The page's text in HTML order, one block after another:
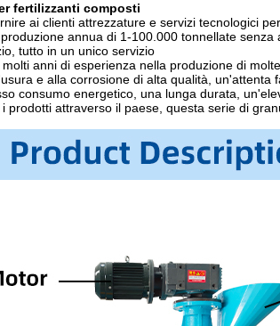
fertilizzanti composti
ai clienti attrezzature e servizi tecnologici
annua di 1-100.000 tonnellate
tutto in un unico servizio
anni di esperienza nella produzione di
e alla corrosione di alta qualità,
consumo energetico, una lunga durata,
prodotti attraverso il paese, questa serie di